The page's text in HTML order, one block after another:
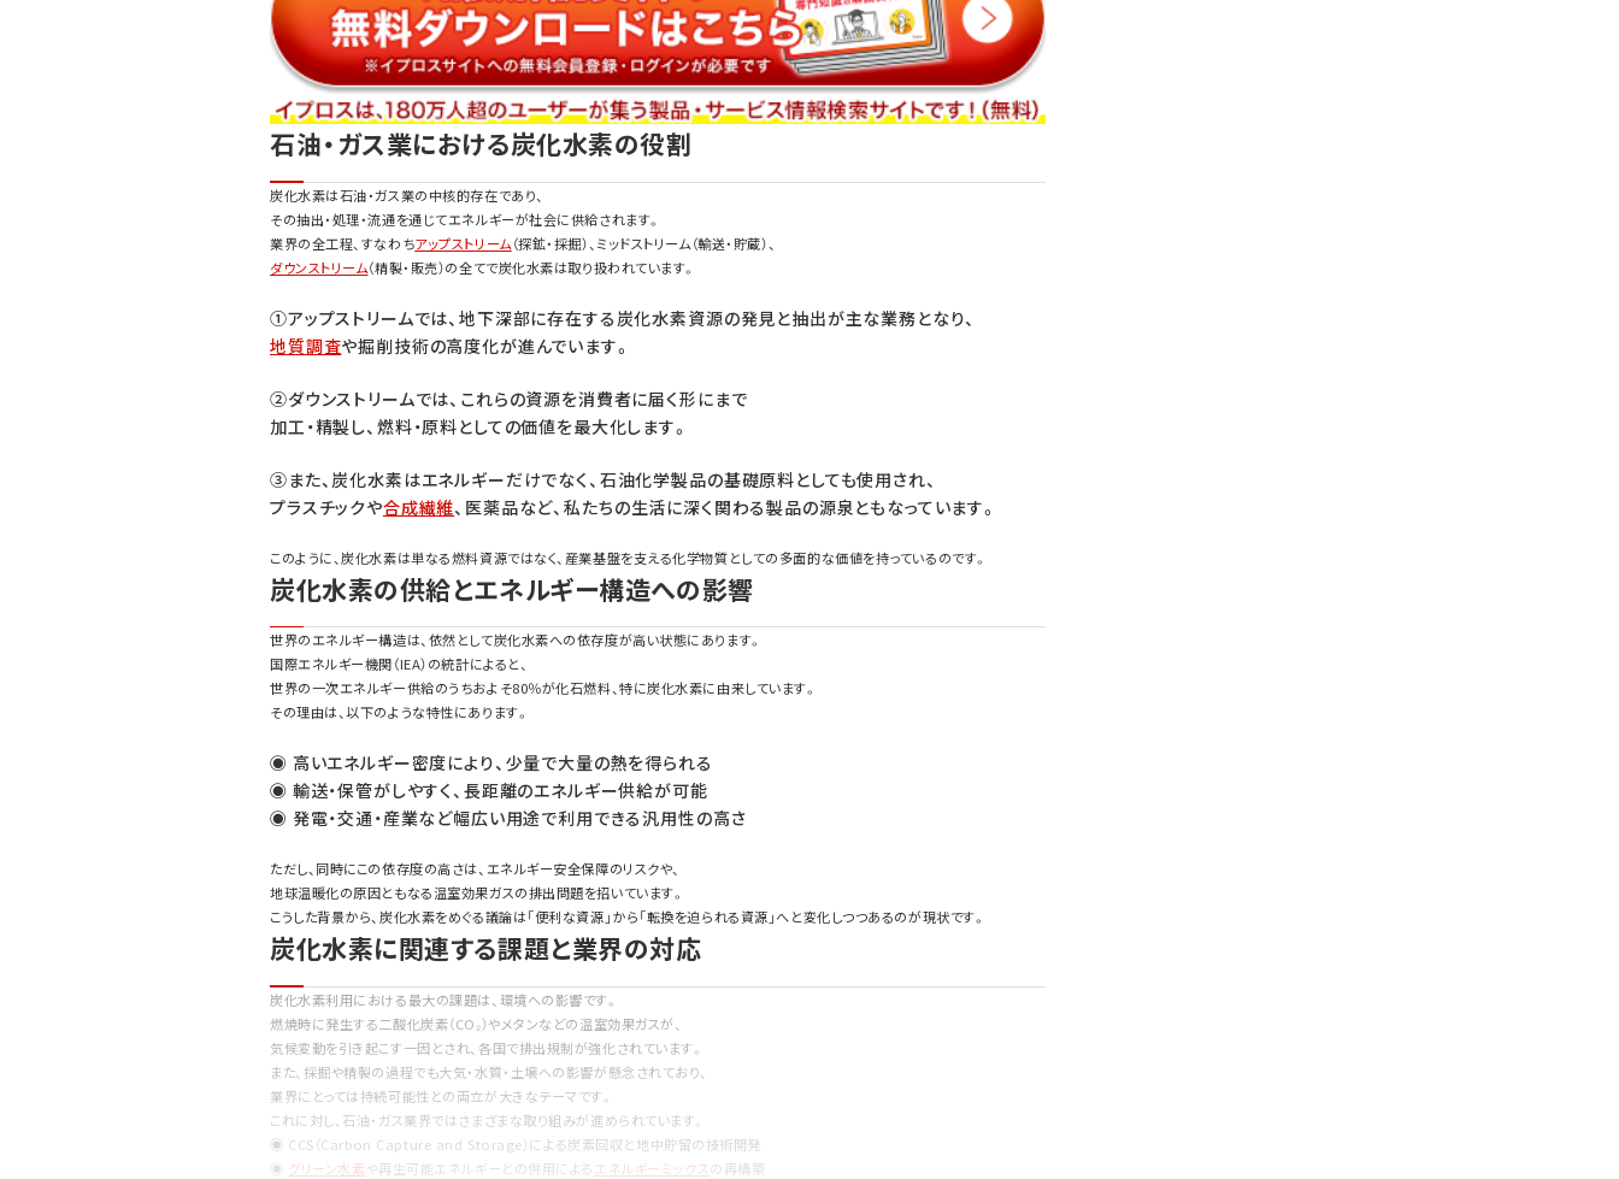
石油・ガス業における炭化水素の役割
炭化水素は石油・ガス業の中核的存在であり、
その抽出・処理・流通を通じてエネルギーが社会に供給されます。
業界の全工程、すなわちアップストリーム（探鉱・採掘）、ミッドストリーム（輸送・貯蔵）、
ダウンストリーム（精製・販売）の全てで炭化水素は取り扱われています。
①アップストリームでは、地下深部に存在する炭化水素資源の発見と抽出が主な業務となり、
地質調査や掘削技術の高度化が進んでいます。
②ダウンストリームでは、これらの資源を消費者に届く形にまで
加工・精製し、燃料・原料としての価値を最大化します。
③また、炭化水素はエネルギーだけでなく、石油化学製品の基礎原料としても使用され、
プラスチックや合成繊維、医薬品など、私たちの生活に深く関わる製品の源泉ともなっています。
このように、炭化水素は単なる燃料資源ではなく、産業基盤を支える化学物質としての多面的な価値を持っているのです。
炭化水素の供給とエネルギー構造への影響
世界のエネルギー構造は、依然として炭化水素への依存度が高い状態にあります。
国際エネルギー機関（IEA）の統計によると、
世界の一次エネルギー供給のうちおよそ80％が化石燃料、特に炭化水素に由来しています。
その理由は、以下のような特性にあります。
◉ 高いエネルギー密度により、少量で大量の熱を得られる
◉ 輸送・保管がしやすく、長距離のエネルギー供給が可能
◉ 発電・交通・産業など幅広い用途で利用できる汎用性の高さ
ただし、同時にこの依存度の高さは、エネルギー安全保障のリスクや、
地球温暖化の原因ともなる温室効果ガスの排出問題を招いています。
こうした背景から、炭化水素をめぐる議論は「便利な資源」から「転換を迫られる資源」へと変化しつつあるのが現状です。
炭化水素に関連する課題と業界の対応
炭化水素利用における最大の課題は、環境への影響です。
燃焼時に発生する二酸化炭素（CO₂）やメタンなどの温室効果ガスが、
気候変動を引き起こす一因とされ、各国で排出規制が強化されています。
また、採掘や精製の過程でも大気・水質・土壌への影響が懸念されており、
業界にとっては持続可能性との両立が大きなテーマです。
これに対し、石油・ガス業界ではさまざまな取り組みが進められています。
◉ CCS（Carbon Capture and Storage）による炭素回収と地中貯留の技術開発
◉ グリーン水素 や再生可能エネルギーとの併用による エネルギーミックスの再構築